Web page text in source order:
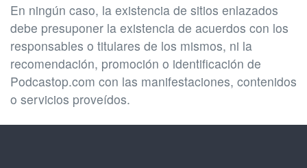
En ningún caso, la existencia de sitios enlazados
debe presuponer la existencia de acuerdos con los
responsables o titulares de los mismos, ni la
recomendación, promoción o identificación de
Podcastop.com con las manifestaciones, contenidos
o servicios proveídos.